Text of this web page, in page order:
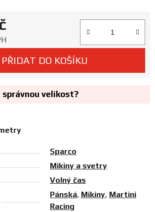
PŘIDAT DO KOŠÍKU
správnou velikost?
Sparco
Mikiny a svetry
Volný čas
Pánská, Mikiny, Martini
Racing